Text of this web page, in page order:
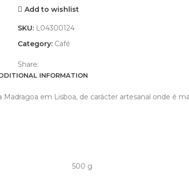
Add to wishlist
SKU: L04300124
Category: Café
Share:
INFORMATION
em Lisboa, de carácter artesanal onde é
500 g